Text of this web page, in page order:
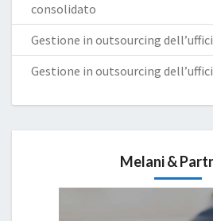
consolidato
Gestione in outsourcing
Gestione in outsourcing
Melani &